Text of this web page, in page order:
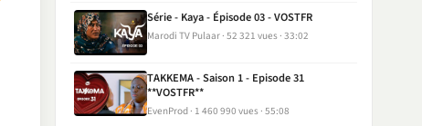
Série - Kaya - Épisode 03 - VOSTFR
Marodi TV Pulaar 52 321 vues 33:02
TAKKEMA - Saison 1 - Episode 31
**VOSTFR**
EvenProd 1 460 990 vues 55:08